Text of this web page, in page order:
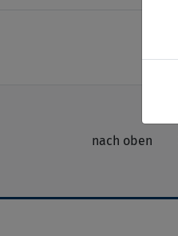
nach oben